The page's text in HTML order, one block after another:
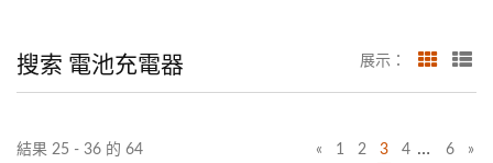
搜索 電池充電器 展示：
結果 25 - 36 的 64 « 1 2 3 4 … 6 »